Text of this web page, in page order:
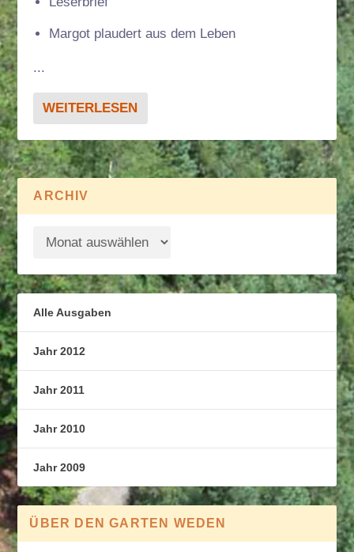
Margot plaudert aus dem Leben
...
WEITERLESEN
ARCHIV
Alle Ausgaben
Jahr 2012
Jahr 2011
Jahr 2010
Jahr 2009
ÜBER DEN GARTEN WEDEN